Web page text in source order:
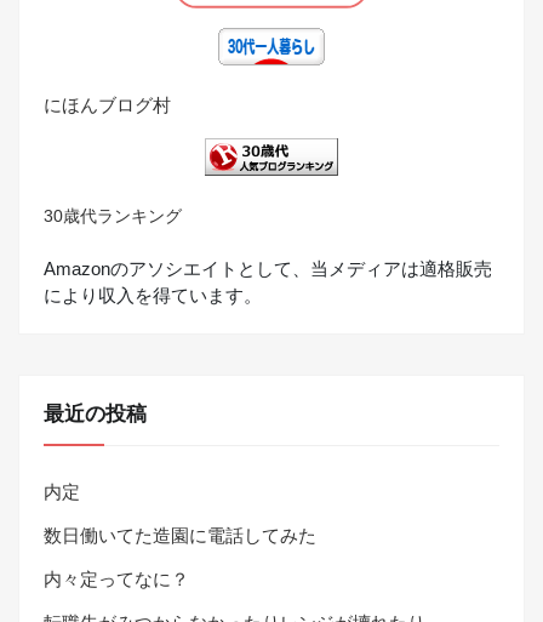
にほんブログ村
30歳代ランキング
Amazonのアソシエイトとして、当メディアは適格販売
により収入を得ています。
最近の投稿
内定
数日働いてた造園に電話してみた
内々定ってなに？